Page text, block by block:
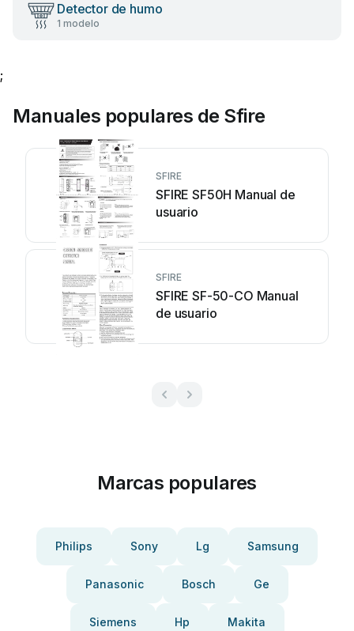
Detector de humo
1 modelo
;
Manuales populares de Sfire
SFIRE
SFIRE SF50H Manual de
usuario
SFIRE
SFIRE SF-50-CO Manual
de usuario
Marcas populares
Philips Sony Lg Samsung
Panasonic Bosch Ge
Siemens Hp Makita